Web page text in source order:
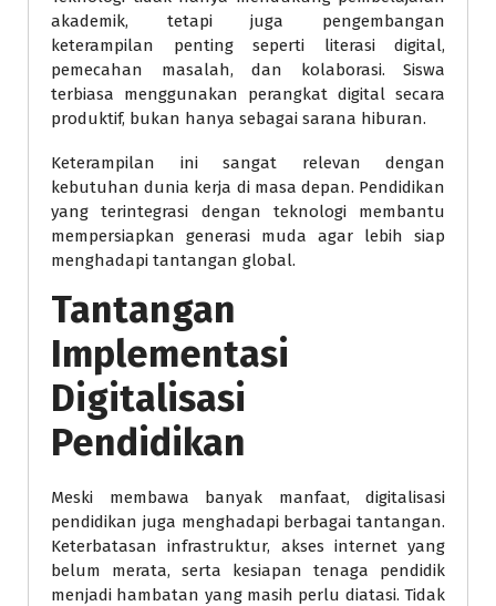
akademik, tetapi juga pengembangan
keterampilan penting seperti literasi digital,
pemecahan masalah, dan kolaborasi. Siswa
terbiasa menggunakan perangkat digital secara
produktif, bukan hanya sebagai sarana hiburan.
Keterampilan ini sangat relevan dengan
kebutuhan dunia kerja di masa depan. Pendidikan
yang terintegrasi dengan teknologi membantu
mempersiapkan generasi muda agar lebih siap
menghadapi tantangan global.
Tantangan
Implementasi
Digitalisasi
Pendidikan
Meski membawa banyak manfaat, digitalisasi
pendidikan juga menghadapi berbagai tantangan.
Keterbatasan infrastruktur, akses internet yang
belum merata, serta kesiapan tenaga pendidik
menjadi hambatan yang masih perlu diatasi. Tidak